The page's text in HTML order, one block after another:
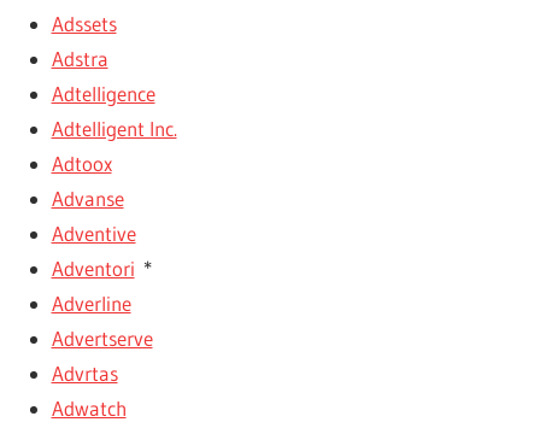
Adssets
Adstra
Adtelligence
Adtelligent Inc.
Adtoox
Advanse
Adventive
Adventori *
Adverline
Advertserve
Advrtas
Adwatch